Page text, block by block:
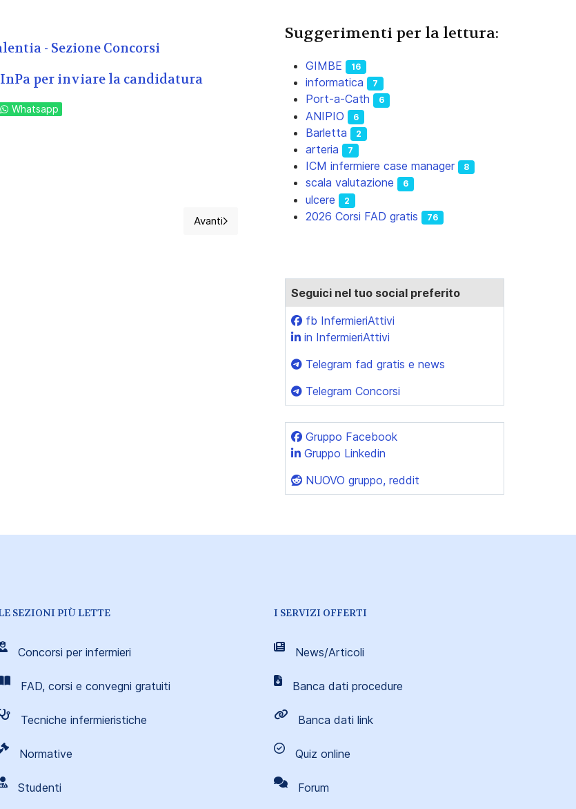
- Sezione Concorsi
per inviare la candidatura
Whatsapp
Residenza per Anziani G. FrancesconArticolo successivo: 2026 Concorso per un infermiere, Casa di Riposo "Villa
Avanti
Suggerimenti per la lettura:
GIMBE 16
informatica 7
Port-a-Cath 6
ANIPIO 6
Barletta 2
arteria 7
ICM infermiere case manager 8
scala valutazione 6
ulcere 2
2026 Corsi FAD gratis 76
Seguici nel tuo social preferito
fb InfermieriAttivi
in InfermieriAttivi
Telegram fad gratis e news
Telegram Concorsi
Gruppo Facebook
Gruppo Linkedin
NUOVO gruppo, reddit
SEZIONI PIÙ LETTE
Concorsi per infermieri
FAD, corsi e convegni gratuiti
Tecniche infermieristiche
Normative
Studenti
I SERVIZI OFFERTI
News/Articoli
Banca dati procedure
Banca dati link
Quiz online
Forum